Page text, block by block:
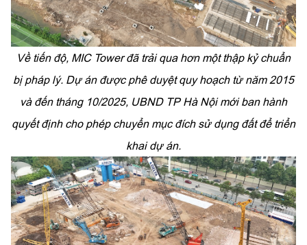
Về tiến độ, MIC Tower đã trải qua hơn một thập kỷ chuẩn
bị pháp lý. Dự án được phê duyệt quy hoạch từ năm 2015
và đến tháng 10/2025, UBND TP Hà Nội mới ban hành
quyết định cho phép chuyển mục đích sử dụng đất để triển
khai dự án.